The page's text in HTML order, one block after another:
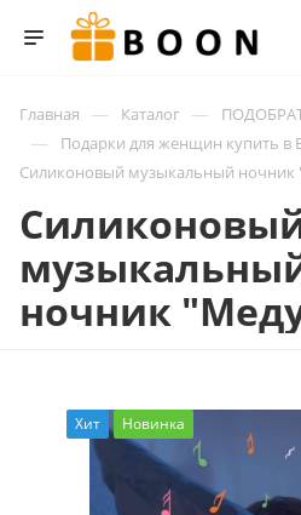
Главная — Каталог —
— Подарки для женщин купить в
Силиконовый музыкальный ночник
ночник
Хит Новинка